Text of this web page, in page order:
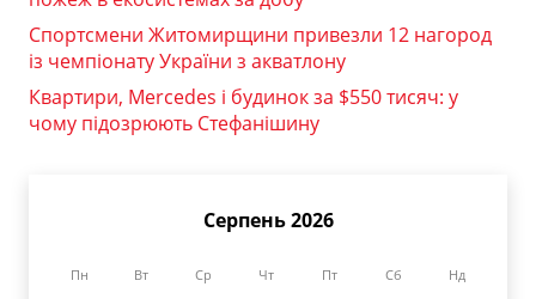
Спортсмени Житомирщини привезли 12 нагород
із чемпіонату України з акватлону
Квартири, Mercedes і будинок за $550 тисяч: у
чому підозрюють Стефанішину
Серпень 2026
Пн Вт Ср Чт Пт Сб Нд